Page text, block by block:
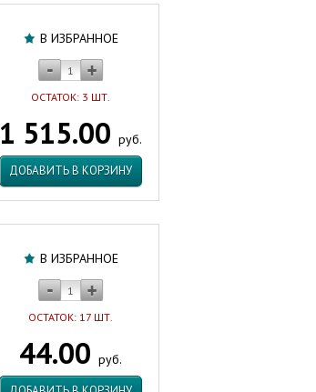
В ИЗБРАННОЕ
ОСТАТОК: 3 ШТ.
1 515.00 руб.
ДОБАВИТЬ В КОРЗИНУ
В ИЗБРАННОЕ
ОСТАТОК: 17 ШТ.
44.00 руб.